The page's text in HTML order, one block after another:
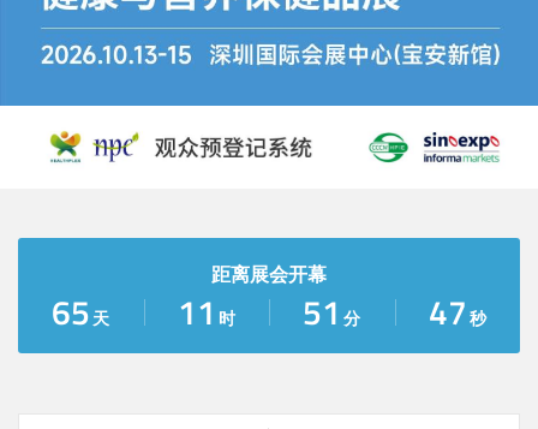
距离展会开幕
65天 11 时 51 分 46秒